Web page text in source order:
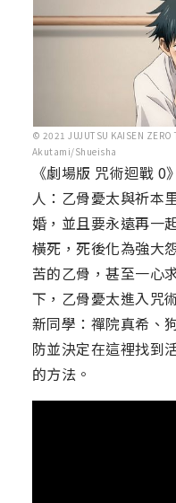
© 2021 JUJUTSU KAISEN
Akutami/Shueisha
《劇場版 咒術迴戰
人：乙骨憂太與祈本
婚，並且要永遠再一
橫死，死後化為強大
苦的乙骨，甚至一心
下，乙骨憂太進入咒
新同學：禪院真希、
防並決定在這裡找到
的方法。